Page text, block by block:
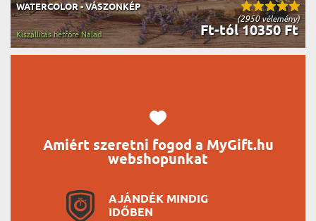
(2950 vélemény)
WATERCOLOR - VÁSZONKÉP
Ft-tól 10350 Ft
Kiszállítás hétfőre Nálad
Amiért szeretni fogod a MyGift.hu
webshopunkat
AJÁNDÉK MINDIG
IDŐBEN